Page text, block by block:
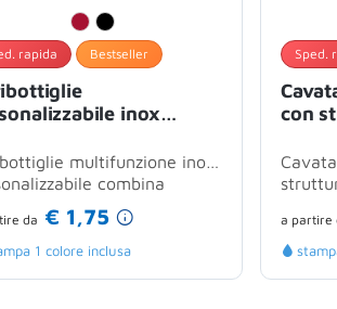
rapida Bestseller
inox
e coltellino
multifunzione inox
combina
e robustezza in un...
da € 1,75
1 colore inclusa
Sped.
con
a partire